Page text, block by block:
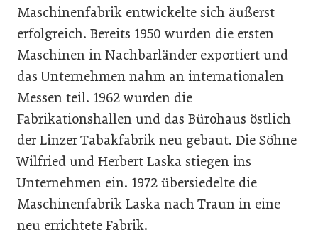
Maschinenfabrik entwickelte sich äußerst
erfolgreich. Bereits 1950 wurden die ersten
Maschinen in Nachbarländer exportiert und
das Unternehmen nahm an internationalen
Messen teil. 1962 wurden die
Fabrikationshallen und das Bürohaus östlich
der Linzer Tabakfabrik neu gebaut. Die Söhne
Wilfried und Herbert Laska stiegen ins
Unternehmen ein. 1972 übersiedelte die
Maschinenfabrik Laska nach Traun in eine
neu errichtete Fabrik.